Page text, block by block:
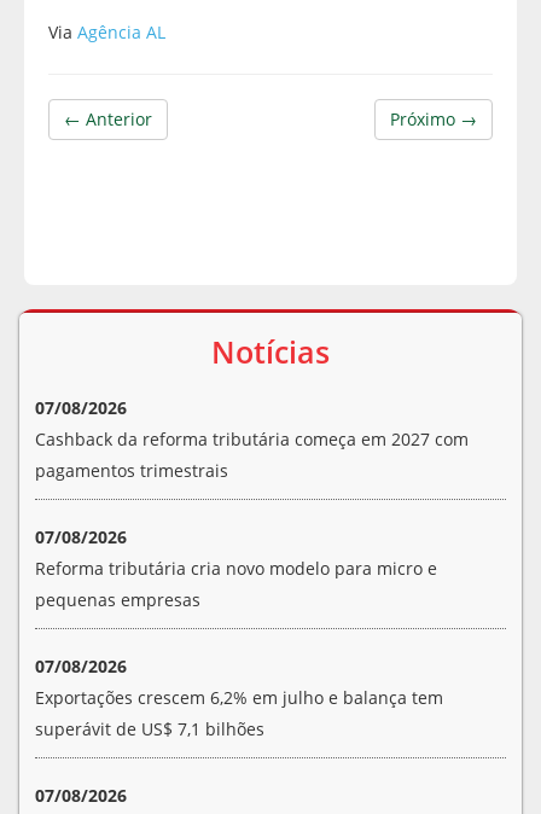
Via Agência AL
Próximo →
← Anterior
Notícias
07/08/2026
Cashback da reforma tributária começa em 2027 com
pagamentos trimestrais
07/08/2026
Reforma tributária cria novo modelo para micro e
pequenas empresas
07/08/2026
Exportações crescem 6,2% em julho e balança tem
superávit de US$ 7,1 bilhões
07/08/2026